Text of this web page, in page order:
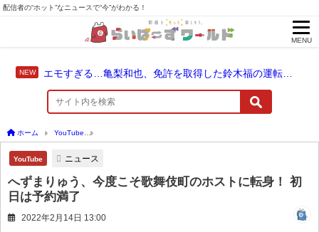
配信者の“ホット”なニュースで“今”がわかる！
MENU
エモすぎる…亀梨和也、免許を取得した鈴木福の運転でドライブ！
ホーム YouTube
YouTube ニュース
へずまりゅう、今度こそ歌舞伎町のホストに転身！ 初
日は予約満了
2022年2月14日 13:00